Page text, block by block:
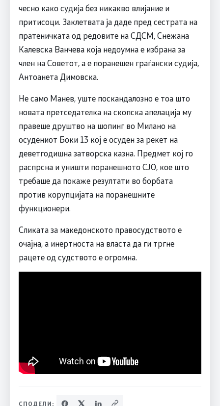
чесно како судија без никакво влијание и
притисоци. Заклетвата ја даде пред сестрата на
пратеничката од редовите на СДСМ, Снежана
Калевска Ванчева која недоумна е избрана за
член на Советот, а е поранешен граѓански судија,
Антоанета Димовска.
Не само Манев, уште поскандалозно е тоа што
новата претседателка на скопска апелација му
правеше друштво на шопинг во Милано на
осудениот Боки 13 кој е осуден за рекет на
деветгодишна затворска казна. Предмет кој го
распрсна и уништи поранешното СЈО, кое што
требаше да покаже резултати во борбата
против корупцијата на поранешните
функционери.
Сликата за македонското правосудството е
очајна, а инертноста на власта да ги тргне
рацете од судството е огромна.
СПОДЕЛИ: